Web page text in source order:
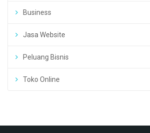
Business
Jasa Website
Peluang Bisnis
Toko Online